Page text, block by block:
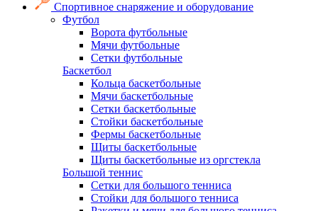
Спортивное снаряжение и оборудование
Футбол
Ворота футбольные
Мячи футбольные
Сетки футбольные
Баскетбол
Кольца баскетбольные
Мячи баскетбольные
Сетки баскетбольные
Стойки баскетбольные
Фермы баскетбольные
Щиты баскетбольные
Щиты баскетбольные из оргстекла
Большой теннис
Сетки для большого тенниса
Стойки для большого тенниса